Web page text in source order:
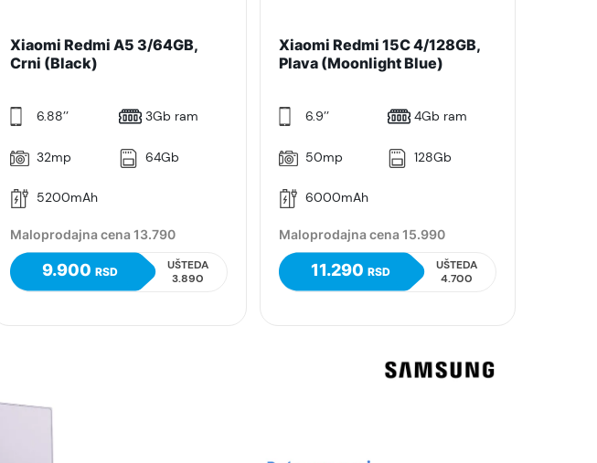
Xiaomi Redmi A5 3/64GB,
Crni (Black)
6.88’’ 3Gb ram
32mp 64Gb
5200mAh
Maloprodajna cena 13.790
9.900RSD
UŠTEDA
3.890
Xiaomi Redmi 15C 4/128GB,
Plava (Moonlight Blue)
6.9’’ 4Gb ram
50mp 128Gb
6000mAh
Maloprodajna cena 15.990
11.290RSD
UŠTEDA
4.700